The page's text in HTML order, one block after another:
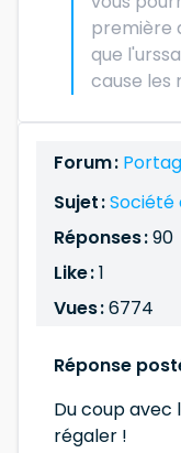
première
que
cause les
Forum :
Sujet :Société
Réponses :90
Like :1
Vues :6774
Réponse
Du coup avec
régaler !